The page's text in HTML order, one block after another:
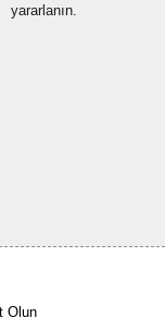
yararlanın.
Olun